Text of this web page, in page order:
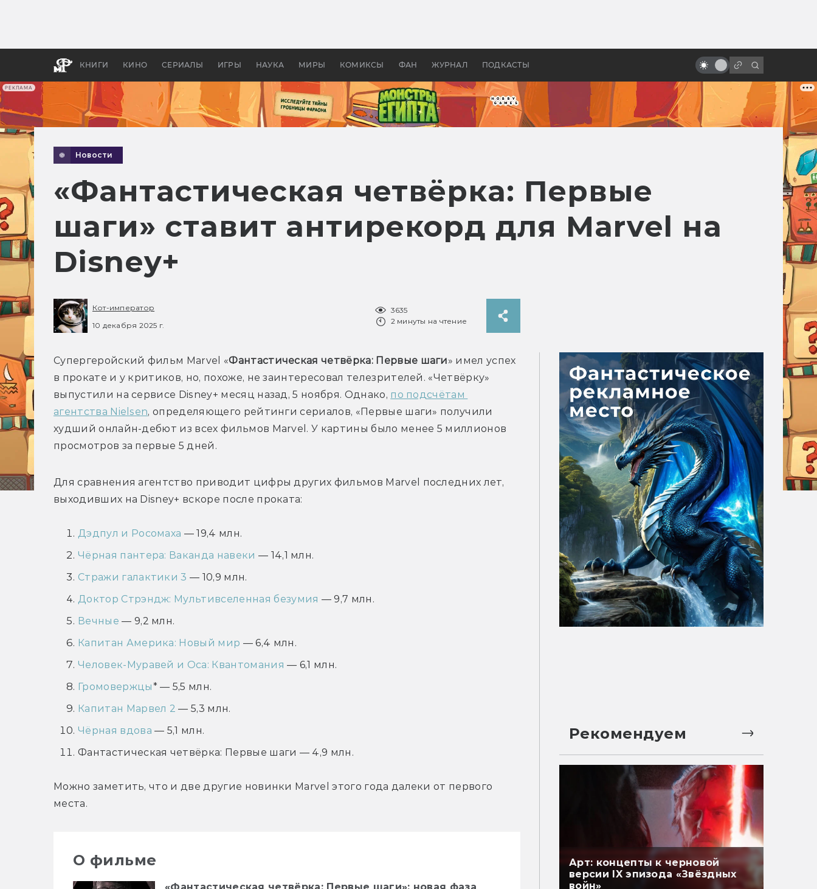
РЕКЛАМА
КНИГИ КИНО СЕРИАЛЫ ИГРЫ НАУКА МИРЫ КОМИКСЫ ФАН ЖУРНАЛ ПОДКАСТЫ
бы «Властелина колец»
Древней Грецией
фильмы себя
Новости
«Фантастическая четвёрка: Первые
шаги» ставит антирекорд для Marvel на
Disney+
Кот-император
10 декабря 2025 г.
3635
2 минуты на чтение
Супергеройский фильм Marvel «Фантастическая четвёрка: Первые шаги» имел успех
в прокате и у критиков, но, похоже, не заинтересовал телезрителей. «Четвёрку»
выпустили на сервисе Disney+ месяц назад, 5 ноября. Однако, по подсчётам
агентства Nielsen, определяющего рейтинги сериалов, «Первые шаги» получили
худший онлайн-дебют из всех фильмов Marvel. У картины было менее 5 миллионов
Для сравнения агентство приводит цифры других фильмов Marvel последних лет,
Дэдпул и Росомаха — 19,4 млн.
Чёрная пантера: Ваканда навеки — 14,1 млн.
Стражи галактики 3 — 10,9 млн.
Доктор Стрэндж: Мультивселенная безумия — 9,7 млн.
Вечные— 9,2 млн.
Капитан Америка: Новый мир — 6,4 млн.
Человек-Муравей и Оса: Квантомания — 6,1 млн.
Громовержцы* — 5,5 млн.
Капитан Марвел 2 — 5,3 млн.
Чёрная вдова — 5,1 млн.
Фантастическая четвёрка: Первые шаги — 4,9 млн.
Можно заметить, что и две другие новинки Marvel этого года далеки от первого
О фильме
Рекомендуем
Арт: концепты к черновой
версии IX эпизода «Звёздных
войн»